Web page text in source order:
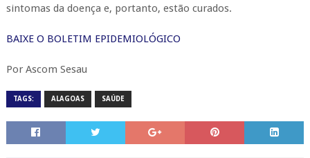
sintomas da doença e, portanto, estão curados.
BAIXE O BOLETIM EPIDEMIOLÓGICO
Por Ascom Sesau
TAGS: ALAGOAS SAÚDE